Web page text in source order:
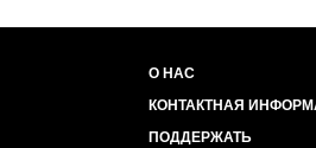
О НАС
КОНТАКТНАЯ
ПОДДЕРЖАТЬ